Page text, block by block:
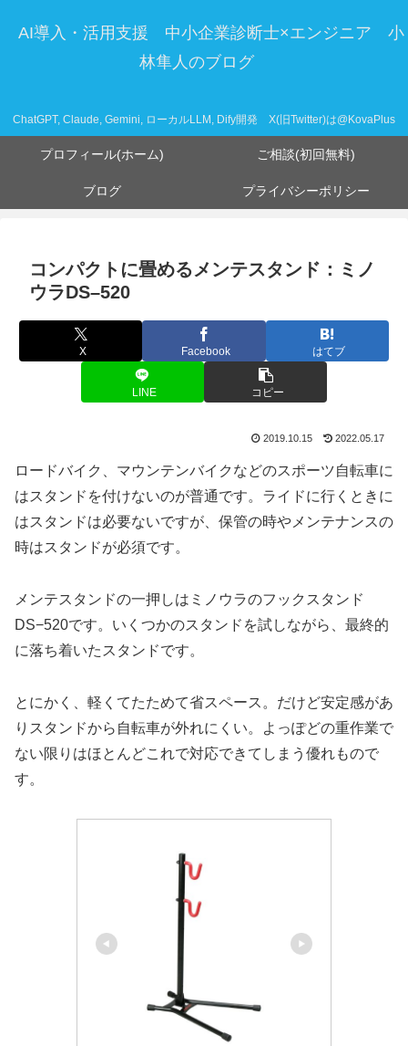
AI導入・活用支援 中小企業診断士×エンジニア 小
林隼人のブログ
ChatGPT, Claude, Gemini, ローカルLLM, Dify開発 X(旧Twitter)は@KovaPlus
プロフィール(ホーム) ご相談(初回無料)
ブログ プライバシーポリシー
コンパクトに畳めるメンテスタンド：ミノ
ウラDS–520
X Facebook はてブ
LINE コピー
2019.10.15 2022.05.17
ロードバイク、マウンテンバイクなどのスポーツ自転車に
はスタンドを付けないのが普通です。ライドに行くときに
はスタンドは必要ないですが、保管の時やメンテナンスの
時はスタンドが必須です。
メンテスタンドの一押しはミノウラのフックスタンド
DS−520です。いくつかのスタンドを試しながら、最終的
に落ち着いたスタンドです。
とにかく、軽くてたためて省スペース。だけど安定感があ
りスタンドから自転車が外れにくい。よっぽどの重作業で
ない限りはほとんどこれで対応できてしまう優れもので
す。